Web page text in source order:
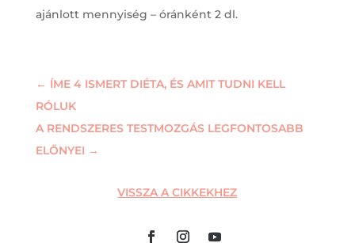
ajánlott mennyiség – óránként 2 dl.
← ÍME 4 ISMERT DIÉTA, ÉS AMIT TUDNI KELL
RÓLUK
A RENDSZERES TESTMOZGÁS LEGFONTOSABB
ELŐNYEI →
VISSZA A CIKKEKHEZ